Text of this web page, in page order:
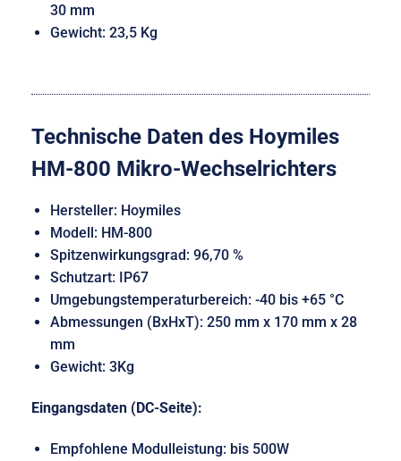
30 mm
Gewicht: 23,5 Kg
Technische Daten des Hoymiles
HM-800 Mikro-Wechselrichters
Hersteller: Hoymiles
Modell: HM-800
Spitzenwirkungsgrad: 96,70 %
Schutzart: IP67
Umgebungstemperaturbereich: -40 bis +65 °C
Abmessungen (BxHxT): 250 mm x 170 mm x 28
mm
Gewicht: 3Kg
Eingangsdaten (DC-Seite):
Empfohlene Modulleistung: bis 500W